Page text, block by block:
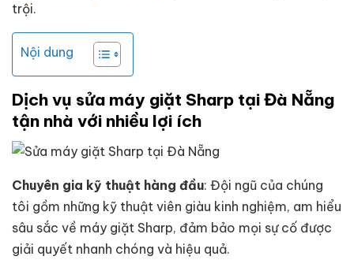
trội.
Nội dung
Dịch vụ sửa máy giặt Sharp tại Đà Nẵng
tận nhà với nhiều lợi ích
Chuyên gia kỹ thuật hàng đầu: Đội ngũ của chúng
tôi gồm những kỹ thuật viên giàu kinh nghiệm, am hiểu
sâu sắc về máy giặt Sharp, đảm bảo mọi sự cố được
giải quyết nhanh chóng và hiệu quả.